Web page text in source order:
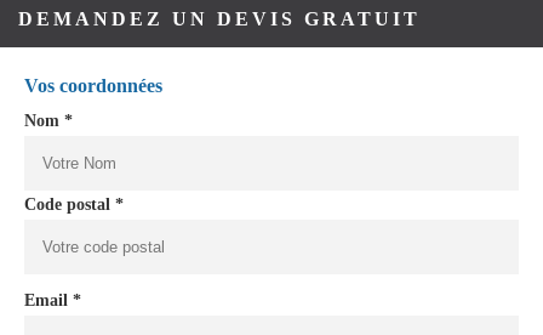
DEMANDEZ UN DEVIS GRATUIT
Vos coordonnées
Nom *
Code postal *
Email *